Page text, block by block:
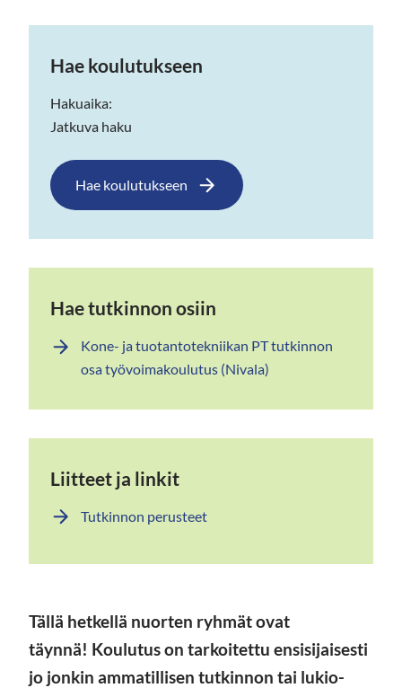
Hae koulutukseen
Hakuaika:
Jatkuva haku
Hae koulutukseen
Hae tutkinnon osiin
Kone- ja tuotantotekniikan PT tutkinnon
osa työvoimakoulutus (Nivala)
Liitteet ja linkit
Tutkinnon perusteet
Tällä hetkellä nuorten ryhmät ovat
täynnä! Koulutus on tarkoitettu ensisijaisesti
jo jonkin ammatillisen tutkinnon tai lukio-